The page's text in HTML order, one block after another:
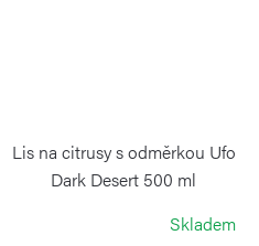
Lis na citrusy s odměrkou Ufo
Dark Desert 500 ml
Skladem